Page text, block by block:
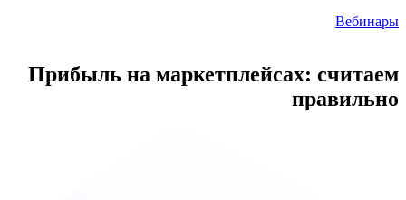
Вебинары
Прибыль на маркетплейсах: считаем
правильно